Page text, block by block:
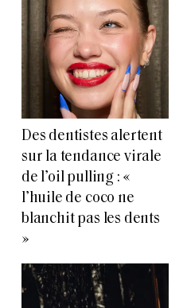
Des dentistes alertent
sur la tendance virale
de l’oil pulling : «
l’huile de coco ne
blanchit pas les dents
»